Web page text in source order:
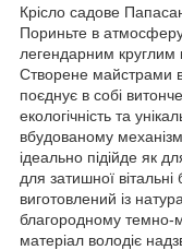
Крісло садове
Пориньте в
легендарним круглим
Створене майстрами в
поєднує в собі
екологічність та
вбудованому
ідеально підійде як
для затишної вітальні
виготовлений із
благородному темно-
матеріал володіє